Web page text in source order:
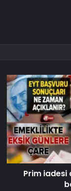
Prim iadesi